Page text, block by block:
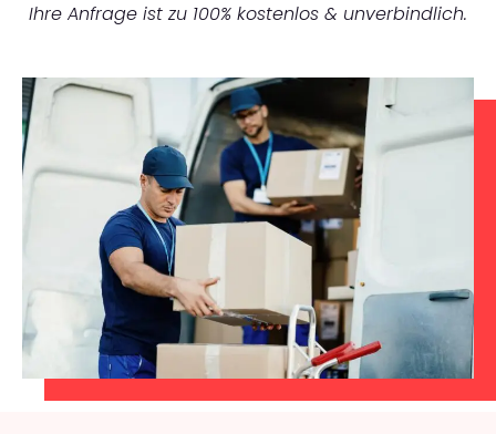
Ihre Anfrage ist zu 100% kostenlos & unverbindlich.